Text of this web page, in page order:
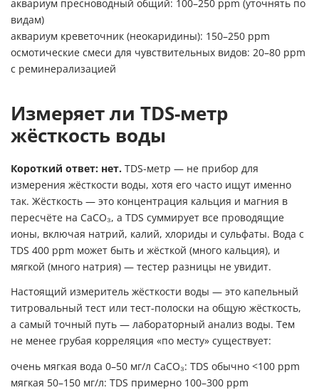
аквариум пресноводный общий: 100–250 ppm (уточнять по
видам)
аквариум креветочник (неокаридины): 150–250 ppm
осмотические смеси для чувствительных видов: 20–80 ppm
с реминерализацией
Измеряет ли TDS-метр
жёсткость воды
Короткий ответ: нет. TDS-метр — не прибор для
измерения жёсткости воды, хотя его часто ищут именно
так. Жёсткость — это концентрация кальция и магния в
пересчёте на CaCO₃, а TDS суммирует все проводящие
ионы, включая натрий, калий, хлориды и сульфаты. Вода с
TDS 400 ppm может быть и жёсткой (много кальция), и
мягкой (много натрия) — тестер разницы не увидит.
Настоящий измеритель жёсткости воды — это капельный
титровальный тест или тест-полоски на общую жёсткость,
а самый точный путь — лабораторный анализ воды. Тем
не менее грубая корреляция «по месту» существует:
очень мягкая вода 0–50 мг/л CaCO₃: TDS обычно <100 ppm
мягкая 50–150 мг/л: TDS примерно 100–300 ppm